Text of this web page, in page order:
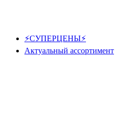
⚡СУПЕРЦЕНЫ⚡
Актуальный ассортимент